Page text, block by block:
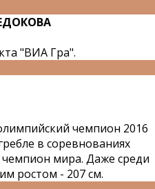
"ВИА Гра".
чемпион 2016
в соревнованиях
мира. Даже среди
ростом - 207 см.